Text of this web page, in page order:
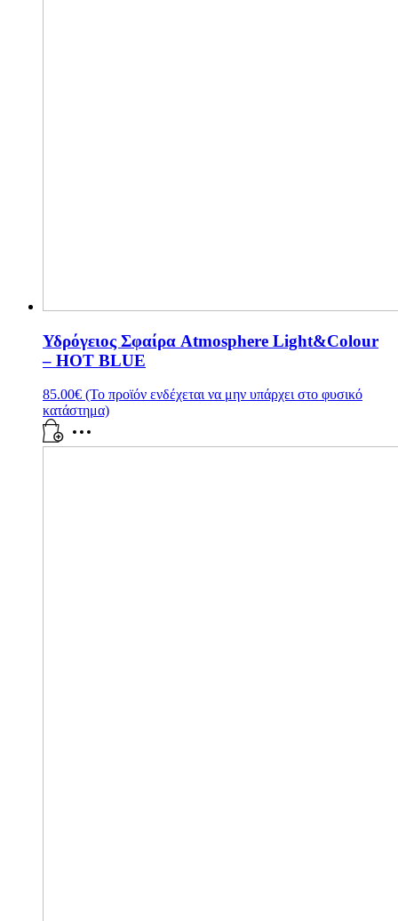
Υδρόγειος Σφαίρα Atmosphere Light&Colour
– HOT BLUE
85.00€ (Το προϊόν ενδέχεται να μην υπάρχει στο φυσικό
κατάστημα)